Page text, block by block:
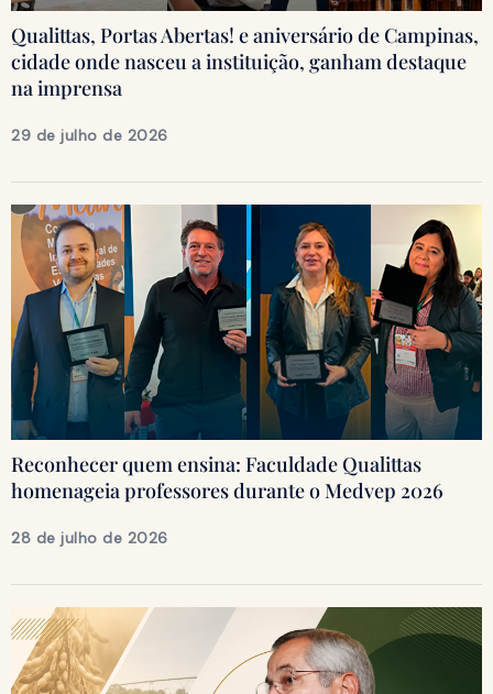
Qualittas, Portas Abertas! e aniversário de Campinas,
cidade onde nasceu a instituição, ganham destaque
na imprensa
29 de julho de 2026
Reconhecer quem ensina: Faculdade Qualittas
homenageia professores durante o Medvep 2026
28 de julho de 2026